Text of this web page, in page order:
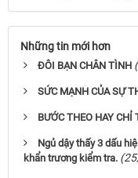
Những tin mới hơn
ĐÔI BẠN CHÂN TÌNH
SỨC MẠNH CỦA SỰ
BƯỚC THEO HAY CHỈ
Ngủ dậy thấy 3 dấu
khẩn trương kiểm tra.